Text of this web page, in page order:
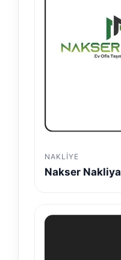
NAKLIYE
Nakser